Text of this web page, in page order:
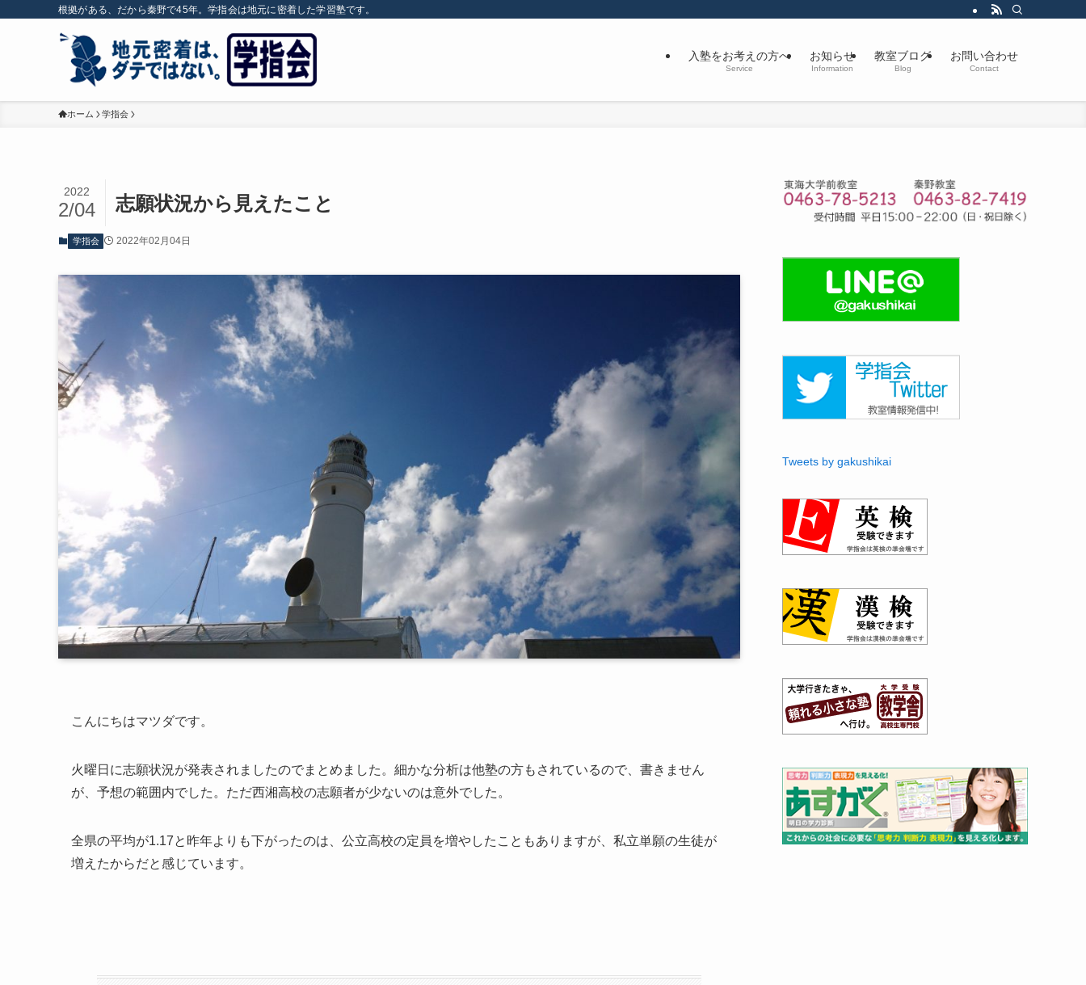
根拠がある、だから秦野で45年。学指会は地元に密着した学習塾です。
入塾をお考えの方へ
Service
お知らせ
Information
教室ブログ
Blog
お問い合わせ
Contact
ホーム 学指会
志願状況から見えたこと
2022
2/04
学指会 2022年02月04日
こんにちはマツダです。
火曜日に志願状況が発表されましたのでまとめました。細かな分析は他塾の方もされているので、書きません
が、予想の範囲内でした。ただ西湘高校の志願者が少ないのは意外でした。
全県の平均が1.17と昨年よりも下がったのは、公立高校の定員を増やしたこともありますが、私立単願の生徒が
増えたからだと感じています。
Tweets by gakushikai